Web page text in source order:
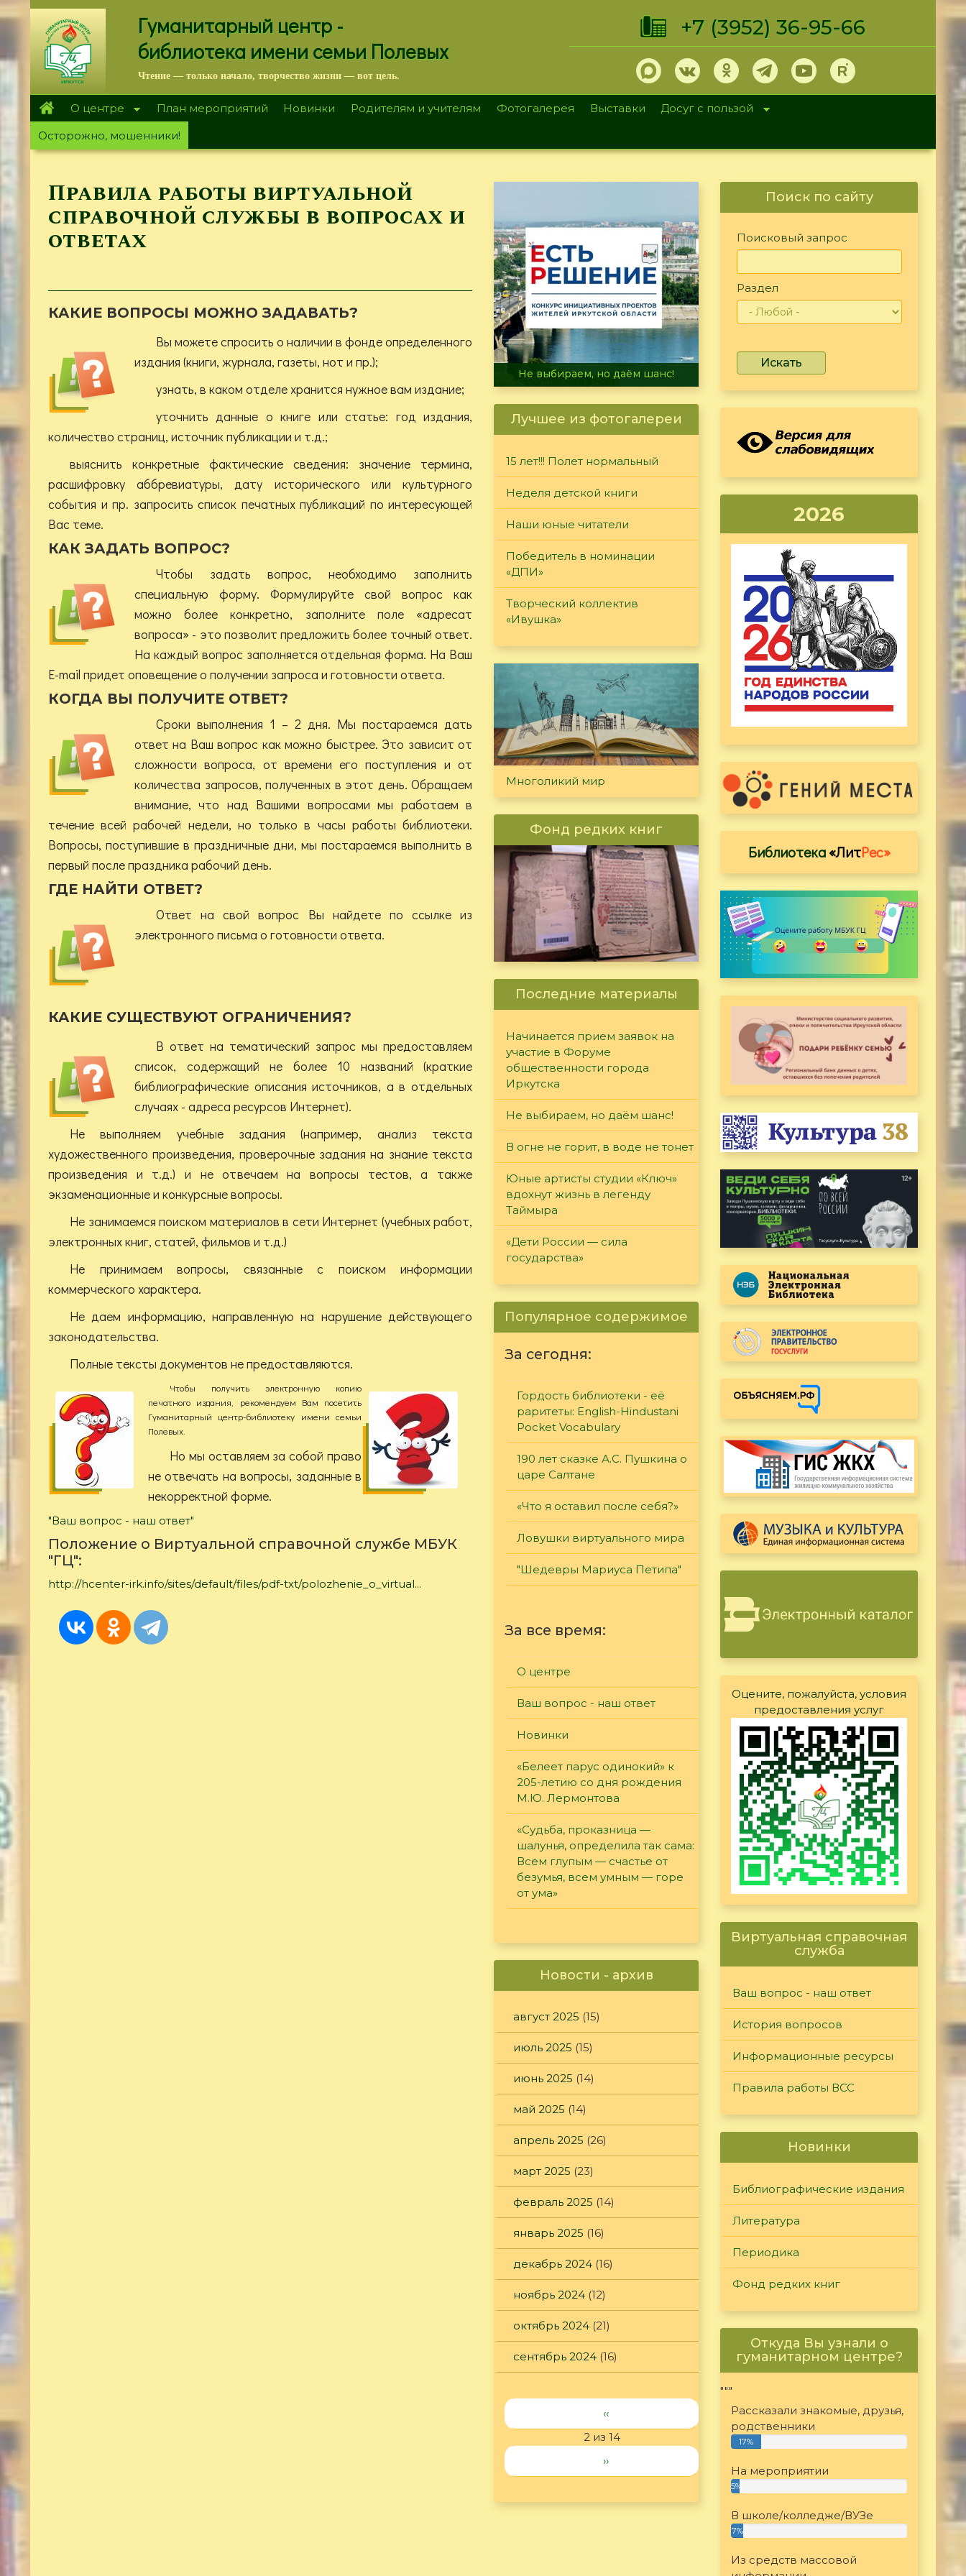
Перейти
к
основному
содержанию
Гуманитарный центр -
библиотека имени семьи Полевых
Чтение — только начало, творчество жизни — вот цель.
+7 (3952) 36-95-66
О центре План мероприятий Новинки Родителям и учителям Фотогалерея Выставки
Досуг с пользой
Осторожно, мошенники!
Правила работы виртуальной
справочной службы в вопросах и
ответах
КАКИЕ ВОПРОСЫ МОЖНО ЗАДАВАТЬ?
Вы можете спросить о наличии в фонде определенного
издания (книги, журнала, газеты, нот и пр.);
узнать, в каком отделе хранится нужное вам издание;
уточнить данные о книге или статье: год издания,
количество страниц, источник публикации и т.д.;
выяснить конкретные фактические сведения: значение термина,
расшифровку аббревиатуры, дату исторического или культурного
события и пр. запросить список печатных публикаций по интересующей
Вас теме.
КАК ЗАДАТЬ ВОПРОС?
Чтобы задать вопрос, необходимо заполнить
специальную форму. Формулируйте свой вопрос как
можно более конкретно, заполните поле «адресат
вопроса» - это позволит предложить более точный ответ.
На каждый вопрос заполняется отдельная форма. На Ваш
E-mail придет оповещение о получении запроса и готовности ответа.
КОГДА ВЫ ПОЛУЧИТЕ ОТВЕТ?
Сроки выполнения 1 – 2 дня. Мы постараемся дать
ответ на Ваш вопрос как можно быстрее. Это зависит от
сложности вопроса, от времени его поступления и от
количества запросов, полученных в этот день. Обращаем
внимание, что над Вашими вопросами мы работаем в
течение всей рабочей недели, но только в часы работы библиотеки.
Вопросы, поступившие в праздничные дни, мы постараемся выполнить в
первый после праздника рабочий день.
ГДЕ НАЙТИ ОТВЕТ?
Ответ на свой вопрос Вы найдете по ссылке из
электронного письма о готовности ответа.
КАКИЕ СУЩЕСТВУЮТ ОГРАНИЧЕНИЯ?
В ответ на тематический запрос мы предоставляем
список, содержащий не более 10 названий (краткие
библиографические описания источников, а в отдельных
случаях - адреса ресурсов Интернет).
Не выполняем учебные задания (например, анализ текста
художественного произведения, проверочные задания на знание текста
произведения и т.д.) и не отвечаем на вопросы тестов, а также
экзаменационные и конкурсные вопросы.
Не занимаемся поиском материалов в сети Интернет (учебных работ,
электронных книг, статей, фильмов и т.д.)
Не принимаем вопросы, связанные с поиском информации
коммерческого характера.
Не даем информацию, направленную на нарушение действующего
законодательства.
Полные тексты документов не предоставляются.
Чтобы получить электронную копию
печатного издания, рекомендуем Вам посетить
Гуманитарный центр-библиотеку имени семьи
Полевых.
Но мы оставляем за собой право
не отвечать на вопросы, заданные в
некорректной форме.
"Ваш вопрос - наш ответ"
Положение о Виртуальной справочной службе МБУК
"ГЦ":
http://hcenter-irk.info/sites/default/files/pdf-txt/polozhenie_o_virtual...
В огне не горит, в воде не тонет
Лучшее из фотогалереи
15 лет!!! Полет нормальный
Неделя детской книги
Наши юные читатели
Победитель в номинации
«ДПИ»
Творческий коллектив
«Ивушка»
Многоликий мир
Фонд редких книг
Последние материалы
Начинается прием заявок на
участие в Форуме
общественности города
Иркутска
Не выбираем, но даём шанс!
В огне не горит, в воде не тонет
Юные артисты студии «Ключ»
вдохнут жизнь в легенду
Таймыра
«Дети России — сила
государства»
Популярное содержимое
За сегодня:
Гордость библиотеки - её
раритеты: English-Hindustani
Pocket Vocabulary
190 лет сказке А.С. Пушкина о
царе Салтане
«Что я оставил после себя?»
Ловушки виртуального мира
"Шедевры Мариуса Петипа"
За все время:
О центре
Ваш вопрос - наш ответ
Новинки
«Белеет парус одинокий» к
205-летию со дня рождения
М.Ю. Лермонтова
«Судьба, проказница —
шалунья, определила так сама:
Всем глупым — счастье от
безумья, всем умным — горе
от ума»
Новости - архив
август 2025 (15)
июль 2025 (15)
июнь 2025 (14)
май 2025 (14)
апрель 2025 (26)
март 2025 (23)
февраль 2025 (14)
январь 2025 (16)
декабрь 2024 (16)
ноябрь 2024 (12)
октябрь 2024 (21)
сентябрь 2024 (16)
‹‹
2 из 14
››
Поиск по сайту
Поисковый запрос
Раздел
Искать
2026
Библиотека«ЛитРес»
Оцените, пожалуйста, условия
предоставления услуг
Виртуальная справочная
служба
Ваш вопрос - наш ответ
История вопросов
Информационные ресурсы
Правила работы ВСС
Новинки
Библиографические издания
Литература
Периодика
Фонд редких книг
Откуда Вы узнали о
гуманитарном центре?
"""
Рассказали знакомые, друзья,
родственники
17%
На мероприятии
5%
В школе/колледже/ВУЗе
7%
Из средств массовой